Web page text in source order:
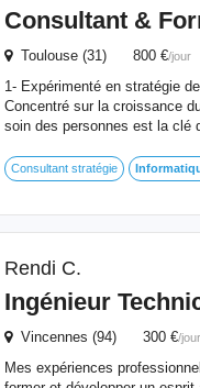
Consultant &
Toulouse (31) 800 €/jour
1- Expérimenté en stratégie
Concentré sur la croissance
soin des personnes est la clé
Consultant stratégie
Rendi C.
Ingénieur
Vincennes (94) 300 €/jour
Mes expériences